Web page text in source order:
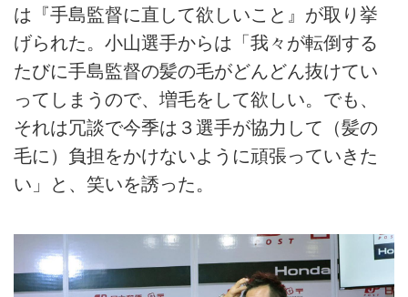
は『手島監督に直して欲しいこと』が取り挙
げられた。小山選手からは「我々が転倒する
たびに手島監督の髪の毛がどんどん抜けてい
ってしまうので、増毛をして欲しい。でも、
それは冗談で今季は３選手が協力して（髪の
毛に）負担をかけないように頑張っていきた
い」と、笑いを誘った。